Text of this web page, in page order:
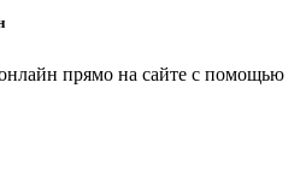
прямо на сайте с помощью